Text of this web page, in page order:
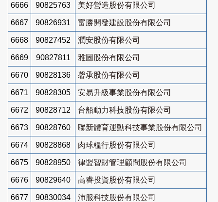
6666 90825763 美好營造股份有限公司
6667 90826931 富勝開發建設股份有限公司
6668 90827452 潤安股份有限公司
6669 90827811 雅圖股份有限公司
6670 90828136 馨承股份有限公司
6671 90828305 安易升級事業股份有限公司
6672 90828712 台船動力科技股份有限公司
6673 90828760 聯新體育運動科技事業股份有限公司
6674 90828868 肉球糧行股份有限公司
6675 90828950 律盟智財管理顧問股份有限公司
6676 90829640 高睿投資股份有限公司
6677 90830034 沛服科技股份有限公司